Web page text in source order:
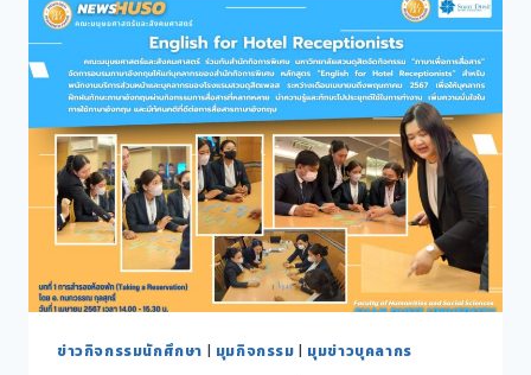
ข่าวกิจกรรมนักศึกษา | มุมกิจกรรม | มุมข่าวบุคลากร